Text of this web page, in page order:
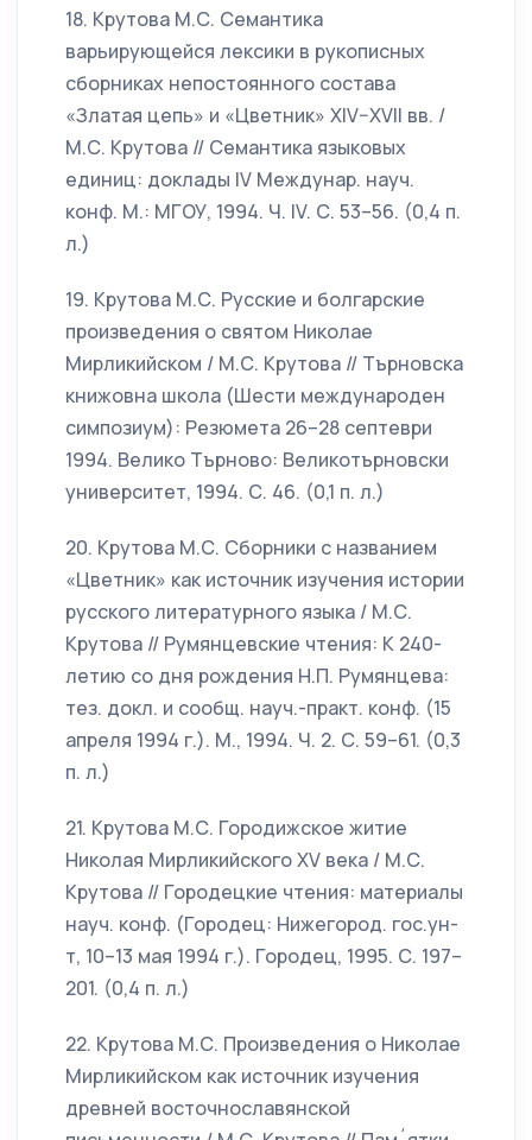
18. Крутова М.С. Семантика
варьирующейся лексики в рукописных
сборниках непостоянного состава
«Златая цепь» и «Цветник» XIV–XVII вв. /
М.С. Крутова // Семантика языковых
единиц: доклады IV Междунар. науч.
конф. М.: МГОУ, 1994. Ч. IV. С. 53–56. (0,4 п.
л.)
19. Крутова М.С. Русские и болгарские
произведения о святом Николае
Мирликийском / М.С. Крутова // Търновска
книжовна школа (Шести международен
симпозиум): Резюмета 26–28 септеври
1994. Велико Търново: Великотърновски
университет, 1994. С. 46. (0,1 п. л.)
20. Крутова М.С. Сборники с названием
«Цветник» как источник изучения истории
русского литературного языка / М.С.
Крутова // Румянцевские чтения: К 240-
летию со дня рождения Н.П. Румянцева:
тез. докл. и сообщ. науч.-практ. конф. (15
апреля 1994 г.). М., 1994. Ч. 2. С. 59–61. (0,3
п. л.)
21. Крутова М.С. Городижское житие
Николая Мирликийского XV века / М.С.
Крутова // Городецкие чтения: материалы
науч. конф. (Городец: Нижегород. гос.ун-
т, 10–13 мая 1994 г.). Городец, 1995. С. 197–
201. (0,4 п. л.)
22. Крутова М.С. Произведения о Николае
Мирликийском как источник изучения
древней восточнославянской